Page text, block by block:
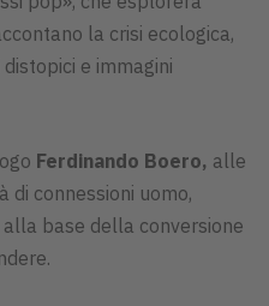
la crisi ecologica,
e immagini
Ferdinando Boero, alle
di connessioni uomo,
base della conversione